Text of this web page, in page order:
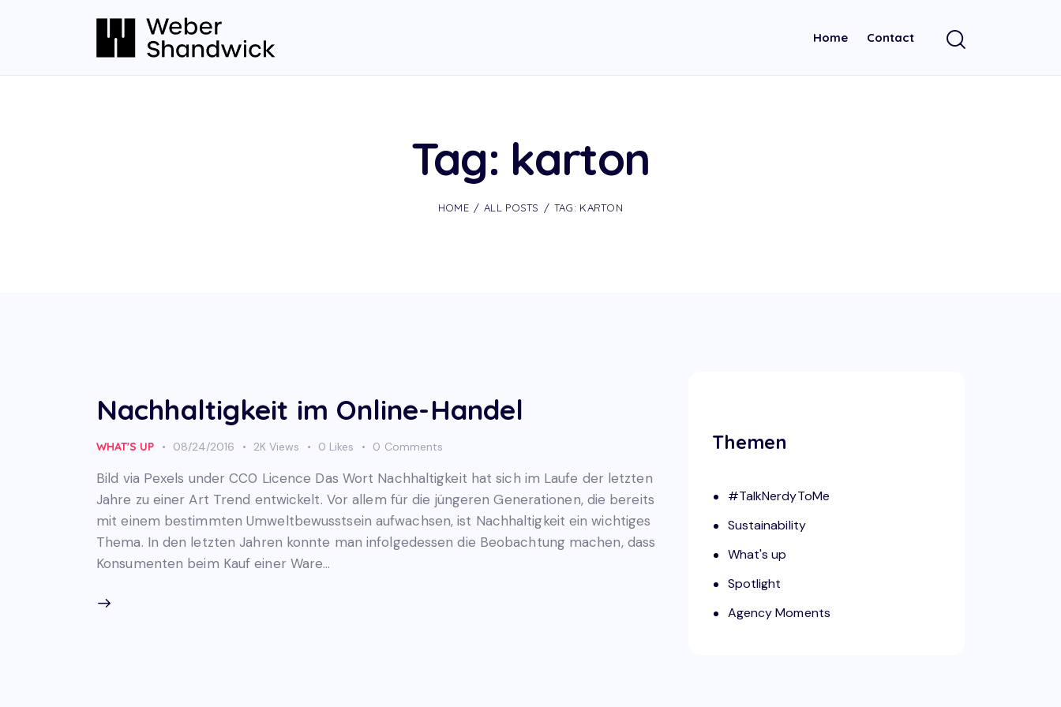
Home Contact
Tag: karton
HOME ALL POSTS TAG: KARTON
Nachhaltigkeit im Online-Handel
WHAT'S UP 08/24/2016 2K Views 0 Likes 0 Comments
Bild via Pexels under CC0 Licence Das Wort Nachhaltigkeit hat sich im Laufe der letzten
Jahre zu einer Art Trend entwickelt. Vor allem für die jüngeren Generationen, die bereits
mit einem bestimmten Umweltbewusstsein aufwachsen, ist Nachhaltigkeit ein wichtiges
Thema. In den letzten Jahren konnte man infolgedessen die Beobachtung machen, dass
Konsumenten beim Kauf einer Ware…
Themen
#TalkNerdyToMe
Sustainability
What's up
Spotlight
Agency Moments